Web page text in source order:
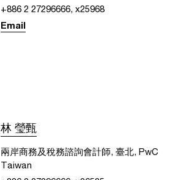
+886 2 27296666, x25968
Email
林 瑩甄
兩岸商務及稅務諮詢會計師, 臺北, PwC
Taiwan